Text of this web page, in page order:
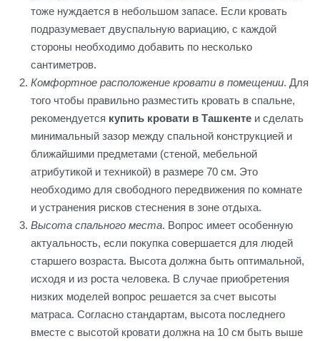
тоже нуждается в небольшом запасе. Если кровать
подразумевает двуспальную вариацию, с каждой
стороны необходимо добавить по несколько
сантиметров.
Комфортное расположение кровати в помещении. Для
того чтобы правильно разместить кровать в спальне,
рекомендуется купить кровати в Ташкенте и сделать
минимальный зазор между спальной конструкцией и
ближайшими предметами (стеной, мебельной
атрибутикой и техникой) в размере 70 см. Это
необходимо для свободного передвижения по комнате
и устранения рисков стеснения в зоне отдыха.
Высота спального места. Вопрос имеет особенную
актуальность, если покупка совершается для людей
старшего возраста. Высота должна быть оптимальной,
исходя и из роста человека. В случае приобретения
низких моделей вопрос решается за счет высоты
матраса. Согласно стандартам, высота последнего
вместе с высотой кровати должна на 10 см быть выше